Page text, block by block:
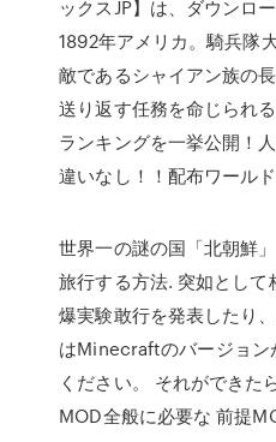
ックスJP】は、ダウンロ
1892年アメリカ。騎兵隊
敵であるシャイアン族の
送り返す任務を命じられ
ランキングを一挙公開！
違いなし！！配布ワール
世界一の謎の国「北朝鮮
旅行する方法. 突如とし
爆実験敢行を発表したり
はMinecraftのバージョン
ください。 それができ
MOD全般に必要な 前提